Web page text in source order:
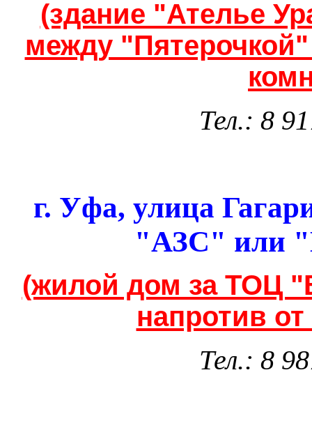
(здание "Ателье
между
Тел.: 8
г. Уфа, улица
"АЗС" или
(жилой дом за ТОЦ
напротив
Тел.: 8